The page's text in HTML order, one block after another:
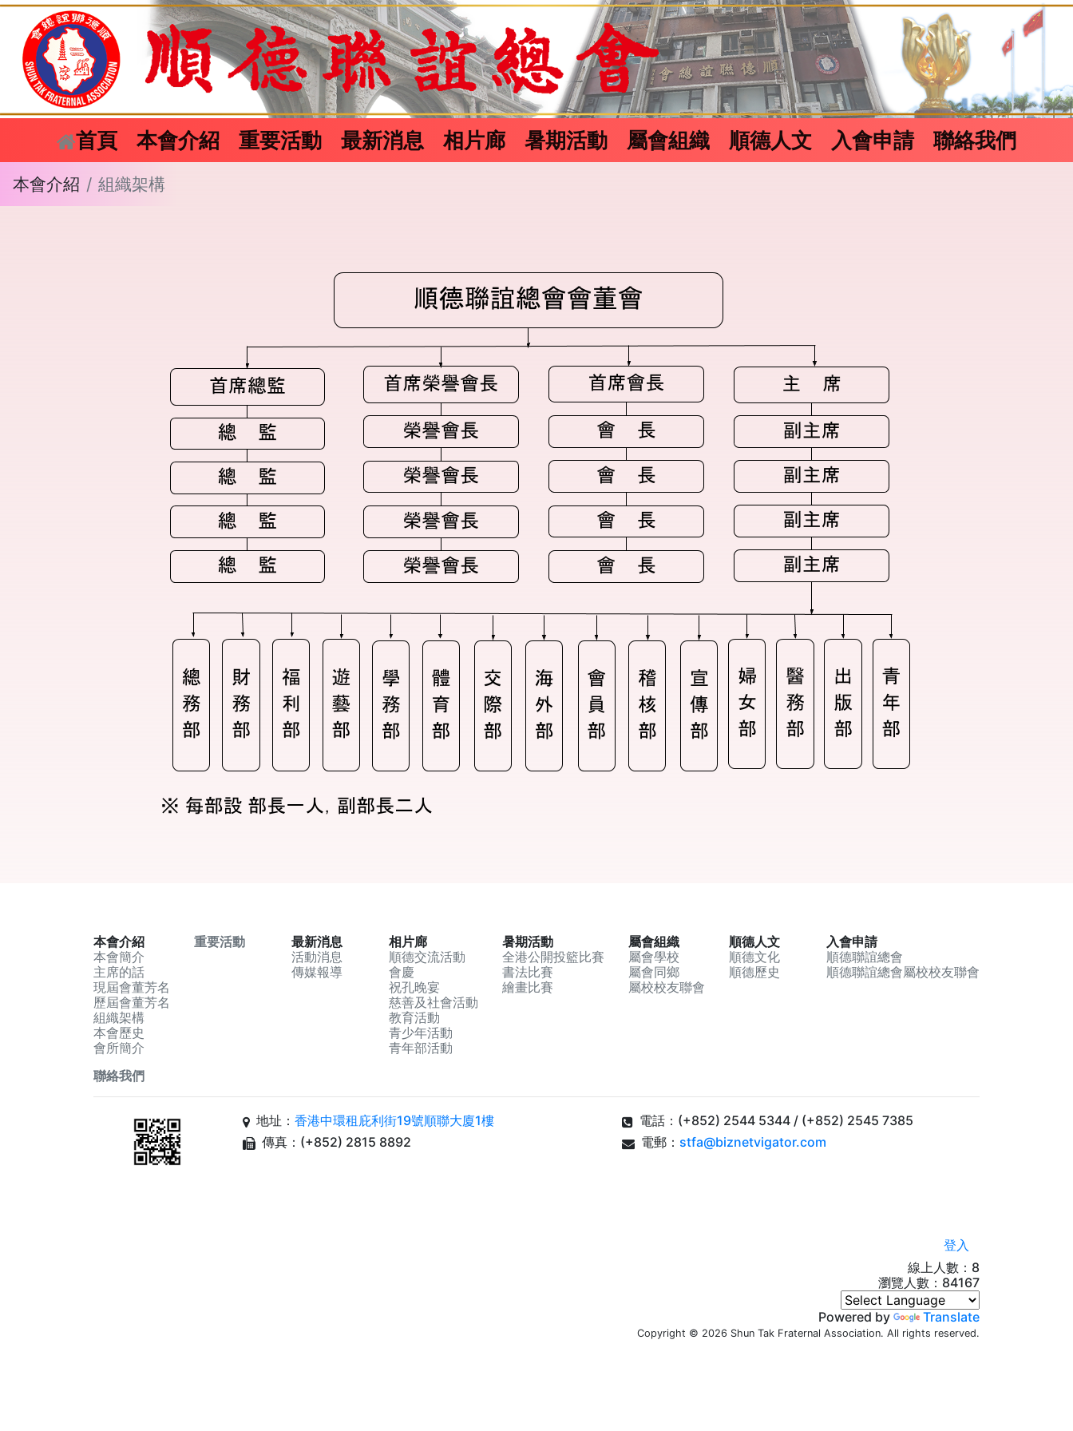
首頁(current)
本會介紹 重要活動 最新消息 相片廊 暑期活動 屬會組織 順德人文 入會申請 聯絡我們
本會介紹 組織架構
本會介紹
本會簡介
主席的話
現屆會董芳名
歷屆會董芳名
組織架構
本會歷史
會所簡介
重要活動
最新消息
活動消息
傳媒報導
相片廊
順德交流活動
會慶
祝孔晚宴
慈善及社會活動
教育活動
青少年活動
青年部活動
暑期活動
全港公開投籃比賽
書法比賽
繪畫比賽
屬會組織
屬會學校
屬會同鄉
屬校校友聯會
順德人文
順德文化
順德歷史
入會申請
順德聯誼總會
順德聯誼總會屬校校友聯會
聯絡我們
地址： 香港中環租庇利街19號順聯大廈1樓
電話：(+852) 2544 5344 / (+852) 2545 7385
傳真：(+852) 2815 8892
電郵： stfa@biznetvigator.com
登入
線上人數：8
瀏覽人數： 84167
Powered by Translate
Copyright © 2026 Shun Tak Fraternal Association. All rights reserved.